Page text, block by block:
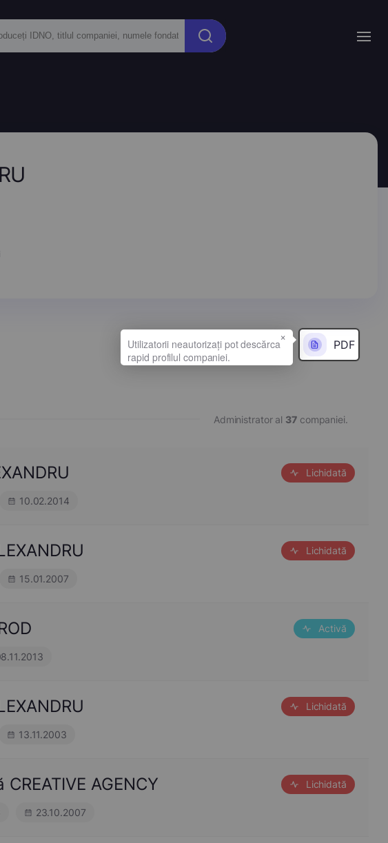
PDF
Administrator al 37companiei.
Lichidată
10.02.2014
Lichidată
15.01.2007
Activă
Lichidată
13.11.2003
AGENCY Lichidată
23.10.2007
×